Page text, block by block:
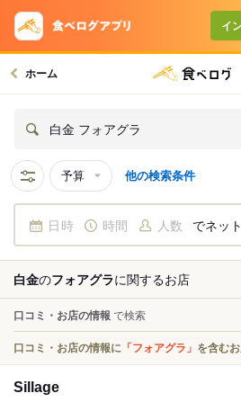
イ
ホーム
白金 フォアグラ
予算 他の検索条件
日時 時間 人数 でネッ
白金のフォアグラに関するお店
口コミ・お店の情報 で検索
口コミ・お店の情報に 「フォアグラ」 を含む
Sillage